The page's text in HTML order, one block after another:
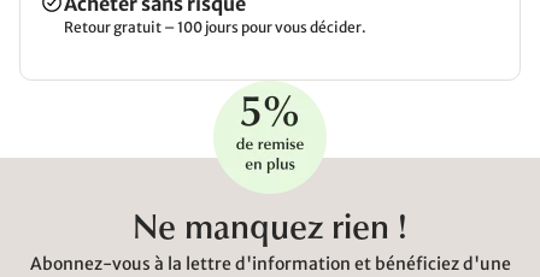
Retour gratuit – 100 jours pour vous décider.
Ne manquez rien !
Abonnez-vous à la lettre d'information et bénéficiez d'une